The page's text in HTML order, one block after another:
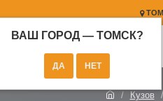
ВАШ ГОРОД — ТОМСК?
Кузов